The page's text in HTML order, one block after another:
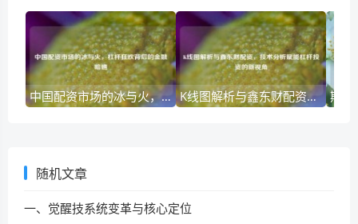
中国配资市场的冰与火，杠杆狂欢背后的金融暗礁 K线图解析与鑫东财配资，技术分析赋能杠杆投资的新视角
随机文章
一、觉醒技系统变革与核心定位